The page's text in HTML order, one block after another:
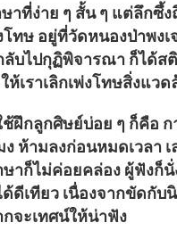
ช้ภาษาที่ง่าย ๆ สั้
ทษ อยู่ที่วัดห
วก็เดินกลับ
ระหนักในเรื่อ
คือ การให้ขึ้
ห้ามลงก่อน
อะไรมาพูด
ย่างนั้นช่วยแก้
ลาขึ้นธรรมาส